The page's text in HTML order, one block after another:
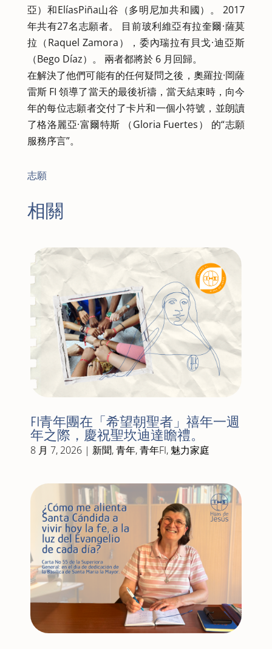
亞）和ElíasPiña山谷（多明尼加共和國）。 2017
年共有27名志願者。 目前玻利維亞有拉奎爾·薩莫
拉（Raquel Zamora），委內瑞拉有貝戈·迪亞斯
（Bego Díaz）。 兩者都將於 6 月回歸。
在解決了他們可能有的任何疑問之後，奧羅拉·岡薩
雷斯 FI 領導了當天的最後祈禱，當天結束時，向今
年的每位志願者交付了卡片和一個小符號，並朗讀
了格洛麗亞·富爾特斯 （Gloria Fuertes） 的“志願
服務序言”。
志願
相關
FI青年團在「希望朝聖者」禧年一週
年之際，慶祝聖坎迪達瞻禮。
8 月 7, 2026| 新聞,青年,青年FI,魅力家庭